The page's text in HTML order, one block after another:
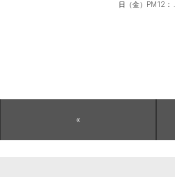
日（金）PM12： ...
«